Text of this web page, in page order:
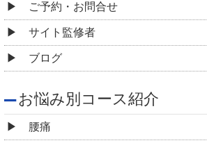
ご予約・お問合せ
サイト監修者
ブログ
お悩み別コース紹介
腰痛